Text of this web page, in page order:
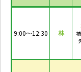
9:00～12:30 林